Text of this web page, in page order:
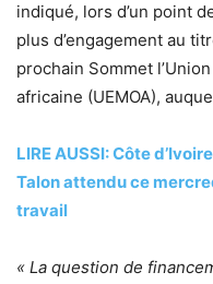
indiqué, lors d’un point
plus d’engagement au
prochain Sommet
africaine (UEMOA),
LIRE AUSSI: Côte
Talon attendu ce
travail
« La question de